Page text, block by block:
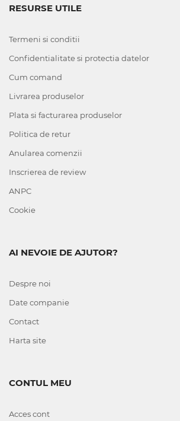
RESURSE UTILE
Termeni si conditii
Confidentialitate si protectia datelor
Cum comand
Livrarea produselor
Plata si facturarea produselor
Politica de retur
Anularea comenzii
Inscrierea de review
ANPC
Cookie
AI NEVOIE DE AJUTOR?
Despre noi
Date companie
Contact
Harta site
CONTUL MEU
Acces cont